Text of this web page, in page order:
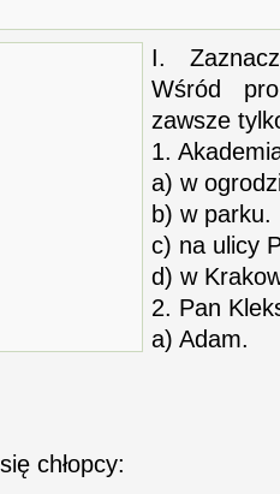
I.
Wśród
zawsze
1.
a) w
b) w parku.
c) na ulicy
d) w
2. Pan
a) Adam.
chłopcy: